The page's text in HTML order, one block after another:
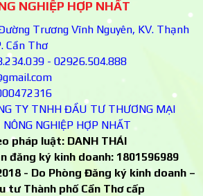
NGHIỆP HỢP NHẤT
Trương Vĩnh Nguyên, KV. Thạnh
Cần Thơ
- 02926.504.888
TY TNHH ĐẦU TƯ THƯƠNG MẠI
NGHIỆP HỢP NHẤT
pháp luật: DANH THÁI
đăng ký kinh doanh: 1801596989
- Do Phòng Đăng ký kinh doanh –
tư Thành phố Cần Thơ cấp